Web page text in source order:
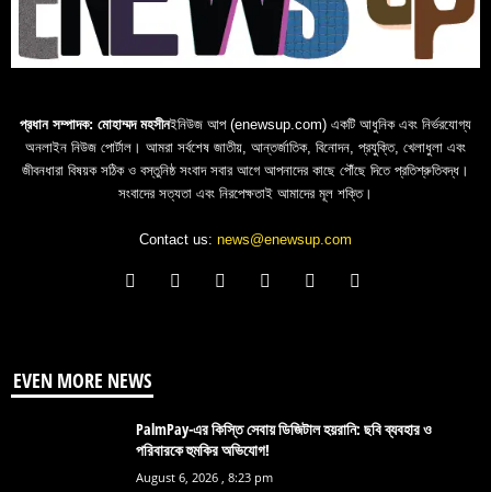
প্রধান সম্পাদক: মোহাম্মদ মহসীনইনিউজ আপ (enewsup.com) একটি আধুনিক এবং নির্ভরযোগ্য
অনলাইন নিউজ পোর্টাল। আমরা সর্বশেষ জাতীয়, আন্তর্জাতিক, বিনোদন, প্রযুক্তি, খেলাধুলা এবং
জীবনধারা বিষয়ক সঠিক ও বস্তুনিষ্ঠ সংবাদ সবার আগে আপনাদের কাছে পৌঁছে দিতে প্রতিশ্রুতিবদ্ধ।
সংবাদের সত্যতা এবং নিরপেক্ষতাই আমাদের মূল শক্তি।
Contact us: news@enewsup.com
EVEN MORE NEWS
PalmPay-এর কিস্তি সেবায় ডিজিটাল হয়রানি: ছবি ব্যবহার ও
পরিবারকে হুমকির অভিযোগ!
August 6, 2026 , 8:23 pm